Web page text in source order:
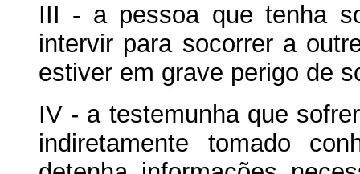
III - a pessoa que tenha
intervir para socorrer a
estiver em grave perigo de
IV - a testemunha que
indiretamente tomado